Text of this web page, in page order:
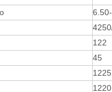
122
45
1225
1220